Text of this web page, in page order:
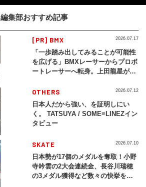
編集部おすすめ記事
[PR] BMX
「一歩踏み出してみることが可能性
を広げる」BMXレーサーからプロボ
ートレーサーへ転身。上田龍星が体
2026.07.17
OTHERS
日本人だから強い、を証明しにい
く。 TATSUYA / SOME≡LINEZイン
タビュー
2026.07.12
SKATE
日本勢が17個のメダルを奪取！小野
寺吟雲の2大会連続金、長谷川瑞穂
の3メダル獲得など数々の快挙をプ
2026.07.10